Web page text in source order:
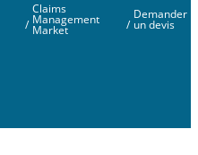
/
Claims
Management
Market /
Demander
un devis